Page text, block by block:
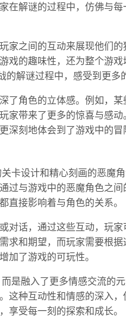
在解谜的过程中，仿佛与
家之间的互动来展现他们
戏的趣味性，还为整个游
解谜过程中，感受到更多
了角色的立体感。例如，
家带来了更多的惊喜与感
刻地体会到了游戏中的冒
卡设计和精心刻画的恶魔
过与游戏中的恶魔角色之间
接影响着与角色的关系。
对话，通过这些互动，玩
求和期望，而玩家需要根
加了游戏的可玩性。
是融入了更多情感交流的
这种互动性和情感的深入
受每一刻的探索和成长。